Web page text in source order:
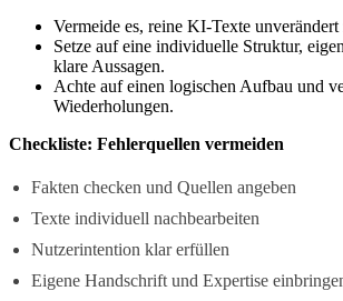
Vermeide es, reine KI-Texte
Setze auf eine individuelle Struktur,
klare Aussagen.
Achte auf einen logischen Aufbau und
Wiederholungen.
Checkliste: Fehlerquellen vermeiden
Fakten checken und Quellen angeben
Texte individuell nachbearbeiten
Nutzerintention klar erfüllen
Eigene Handschrift und Expertise